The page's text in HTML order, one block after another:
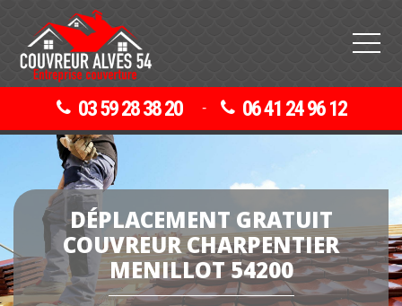
03 59 28 38 20 - 06 41 24 96 12
DÉPLACEMENT GRATUIT
COUVREUR CHARPENTIER
MENILLOT 54200